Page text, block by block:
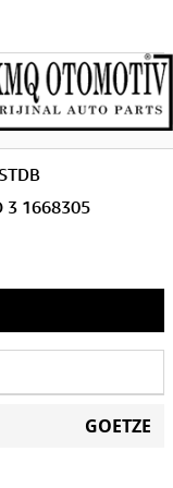
3 1668305
GOETZE